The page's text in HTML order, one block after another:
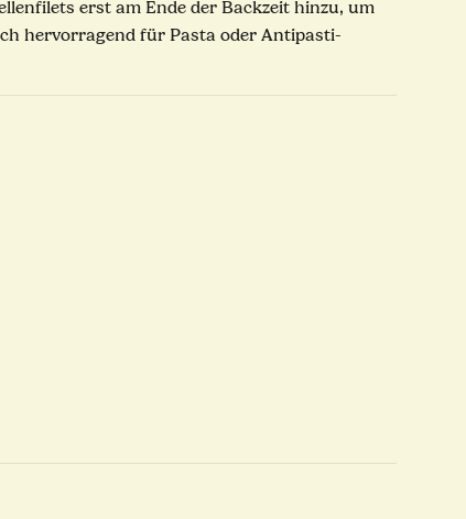
erst am Ende der Backzeit hinzu, um
hervorragend für Pasta oder Antipasti-